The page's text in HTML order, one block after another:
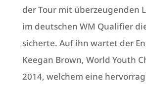
der Tour mit überzeugenden
im deutschen WM Qualifier
sicherte. Auf ihn wartet der
Keegan Brown, World Youth
2014, welchem eine